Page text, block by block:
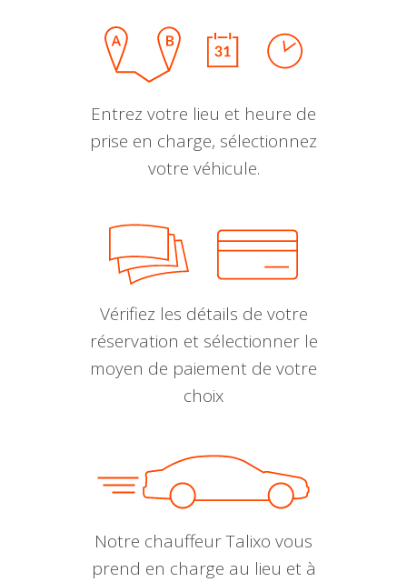
Entrez votre lieu et heure de
prise en charge, sélectionnez
votre véhicule.
Vérifiez les détails de votre
réservation et sélectionner le
moyen de paiement de votre
choix
Notre chauffeur Talixo vous
prend en charge au lieu et à